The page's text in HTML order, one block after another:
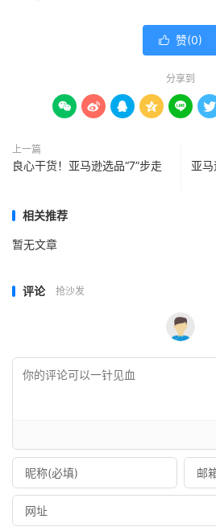
 赞(0)
分享到
     
上一篇
良心干货！亚马逊选品“7”步走
亚
相关推荐
暂无文章
评论 抢沙发